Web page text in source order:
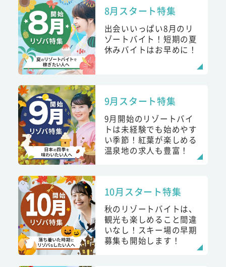
8月スタート特集
出会いいっぱい8月のリ
ゾートバイト！短期の夏
休みバイトはお早めに！
9月スタート特集
9月開始のリゾートバイ
トは未経験でも始めやす
い季節！紅葉が楽しめる
温泉地の求人も豊富！
10月スタート特集
秋のリゾートバイトは、
観光も楽しめること間違
いなし！スキー場の早期
募集も開始します！